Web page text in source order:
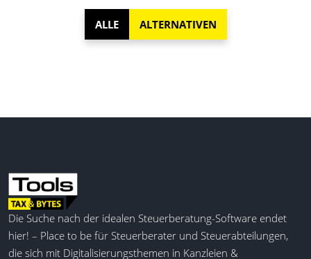
Die Suche nach der idealen Steuerberatung-Software endet
hier! – Place to be für Steuerberater und Steuerabteilungen,
die sich mit Digitalisierungsthemen in Kanzleien &